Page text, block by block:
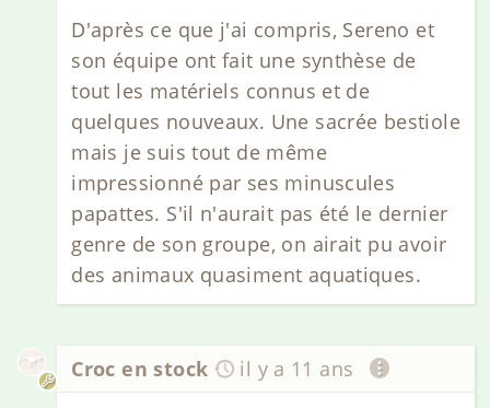
D'après ce que j'ai compris, Sereno et
son équipe ont fait une synthèse de
tout les matériels connus et de
quelques nouveaux. Une sacrée bestiole
mais je suis tout de même
impressionné par ses minuscules
papattes. S'il n'aurait pas été le dernier
genre de son groupe, on airait pu avoir
des animaux quasiment aquatiques.
Croc en stock il y a 11 ans